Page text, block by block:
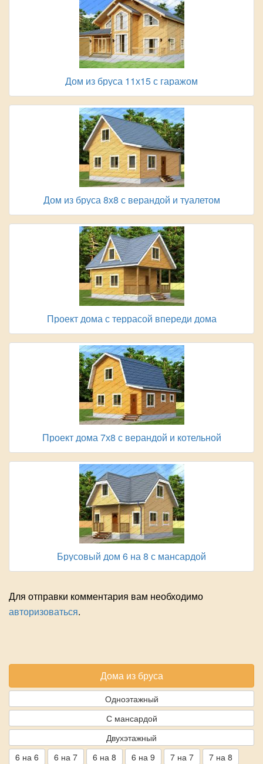
Дом из бруса 11х15 с гаражом
Дом из бруса 8х8 с верандой и туалетом
Проект дома с террасой впереди дома
Проект дома 7х8 с верандой и котельной
Брусовый дом 6 на 8 с мансардой
Для отправки комментария вам необходимо
авторизоваться.
Дома из бруса
Одноэтажный
С мансардой
Двухэтажный
6 на 6
6 на 7 6 на 8 6 на 9 7 на 7
7 на 8